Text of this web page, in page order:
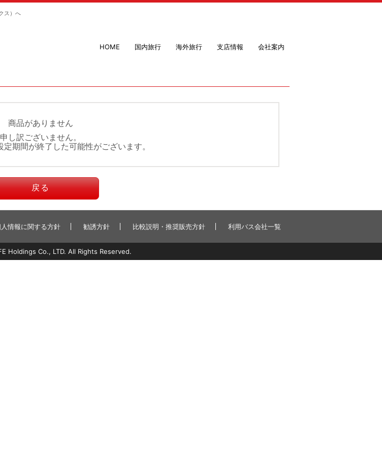
ス）へ
HOME 国内旅行 海外旅行 支店情報 会社案内
商品がありません
申し訳ございません。
期間が終了した可能性がございます。
戻る
情報に関する方針 勧誘方針 比較説明・推奨販売方針 利用バス会社一覧
Holdings Co., LTD. All Rights Reserved.